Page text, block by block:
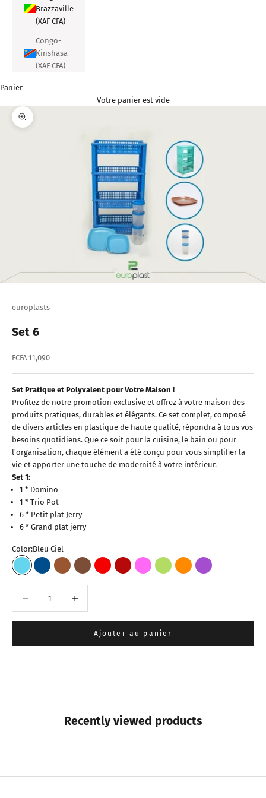
Brazzaville
(XAF CFA)
Congo-
Kinshasa
(XAF CFA)
Panier
Votre panier est vide
Zoomer sur l'image
europlasts
Set 6
Prix de vente
FCFA 11,090
Set Pratique et Polyvalent pour Votre Maison !
Profitez de notre promotion exclusive et offrez à votre maison des
produits pratiques, durables et élégants. Ce set complet, composé
de divers articles en plastique de haute qualité, répondra à tous vos
besoins quotidiens. Que ce soit pour la cuisine, le bain ou pour
l'organisation, chaque élément a été conçu pour vous simplifier la
vie et apporter une touche de modernité à votre intérieur.
Set 1:
1 * Domino
1 * Trio Pot
6 * Petit plat Jerry
6 * Grand plat jerry
Color:Bleu Ciel
Bleu CielBleu FoncéMarron ClairMarron Foncé
RougeBordeauxFuchsiaVert Pistache
OrangeViolet
Ajouter au panier
Recently viewed products